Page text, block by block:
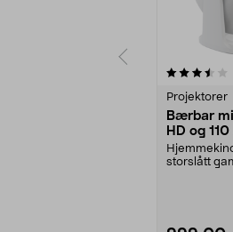
Projektorer
Bærbar
HD og 110
storslått